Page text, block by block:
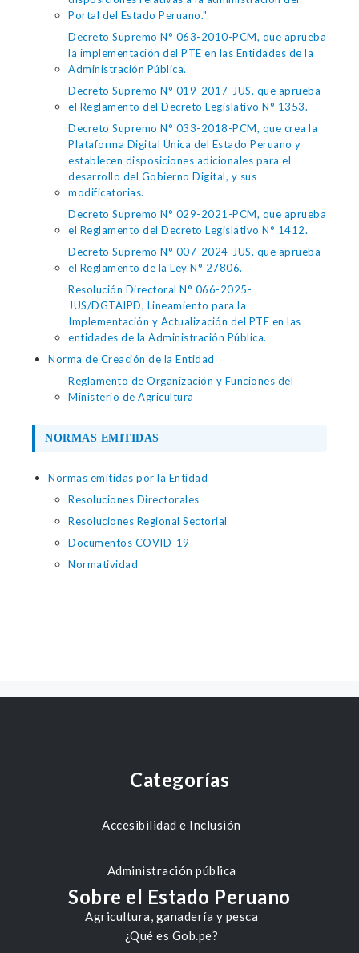
Portal del Estado Peruano."
Decreto Supremo N° 063-2010-PCM, que aprueba
la implementación del PTE en las Entidades de la
Administración Pública.
Decreto Supremo N° 019-2017-JUS, que aprueba
el Reglamento del Decreto Legislativo N° 1353.
Decreto Supremo N° 033-2018-PCM, que crea la
Plataforma Digital Única del Estado Peruano y
establecen disposiciones adicionales para el
desarrollo del Gobierno Digital, y sus
modificatorias.
Decreto Supremo N° 029-2021-PCM, que aprueba
el Reglamento del Decreto Legislativo N° 1412.
Decreto Supremo N° 007-2024-JUS, que aprueba
el Reglamento de la Ley N° 27806.
Resolución Directoral N° 066-2025-
JUS/DGTAIPD, Lineamiento para la
Implementación y Actualización del PTE en las
entidades de la Administración Pública.
Norma de Creación de la Entidad
Reglamento de Organización y Funciones del
Ministerio de Agricultura
NORMAS EMITIDAS
Normas emitidas por la Entidad
Resoluciones Directorales
Resoluciones Regional Sectorial
Documentos COVID-19
Normatividad
Categorías
Accesibilidad e Inclusión
Administración pública
Agricultura, ganadería y pesca
Sobre el Estado Peruano
¿Qué es Gob.pe?